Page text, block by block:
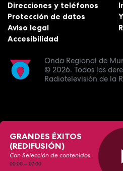
Onda Regional de
© 2026. Todos los
Radiotelevisión de la
Direcciones y teléfonos
Protección de datos
Aviso legal
Accesibilidad
GRANDES ÉXITOS
(REDIFUSIÓN)
Con Selección de contenidos
00:00—07:00